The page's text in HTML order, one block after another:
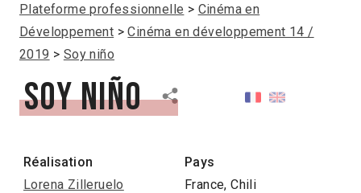
Plateforme professionnelle
Cinéma en
Développement
Cinéma en développement 14 /
2019
Soy niño
Soy niño
Réalisation
Lorena Zilleruelo
Pays
France, Chili